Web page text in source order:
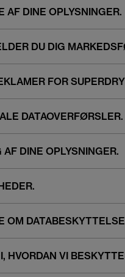
AF DINE OPLYSNINGER.
DU DIG
FOR
DATAOVERFØRSLER.
AF DINE OPLYSNINGER.
OM
HVORDAN VI